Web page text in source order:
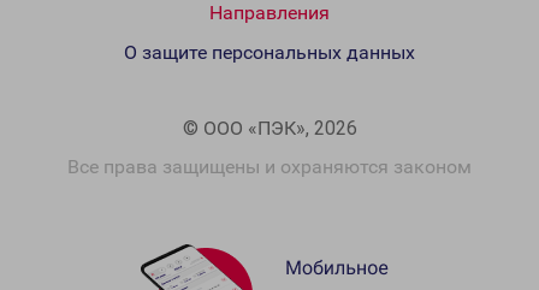
Направления
© ООО «ПЭК», 2026
Все права защищены и охраняются законом
О защите персональных данных